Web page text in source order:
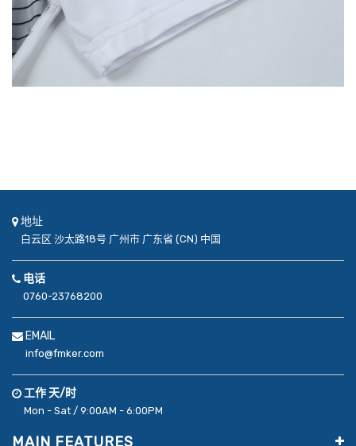
地址
白云区 沙太路18号 广州市 广东省 (CN) 中国
电话
0760-23768200
EMAIL
info@fmker.com
工作 天/时
Mon - Sat / 9:00AM - 6:00PM
MAIN FEATURES